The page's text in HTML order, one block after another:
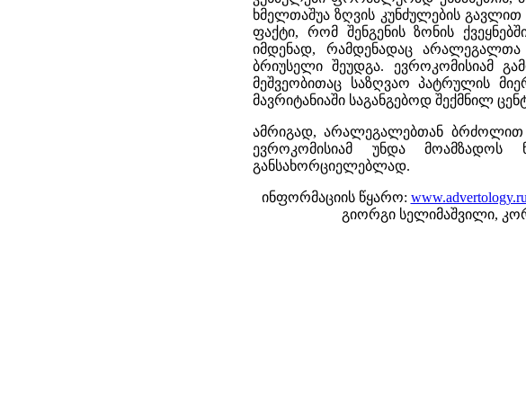
ხმელთაშუა ზღვის კუნძულების გავლით
ფაქტი, რომ შენგენის ზონის
იმდენად, რამდენადაც
ბრიუსელი შეუდგა. ევროკომისიამ
მეშვეობითაც საზღვაო პატრულის
მავრიტანიაში საგანგებოდ შექმნილ
ამრიგად, არალეგალებთან ბრძოლით
ევროკომისიამ უნდა მოამზადოს
განსახორციელებლად.
ინფორმაციის წყარო: www.advertology.ru
გიორგი სელიმაშვილი,